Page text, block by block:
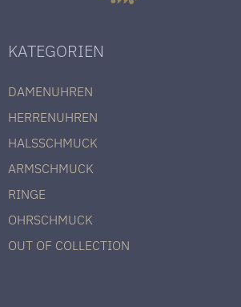
KATEGORIEN
DAMENUHREN
HERRENUHREN
HALSSCHMUCK
ARMSCHMUCK
RINGE
OHRSCHMUCK
OUT OF COLLECTION